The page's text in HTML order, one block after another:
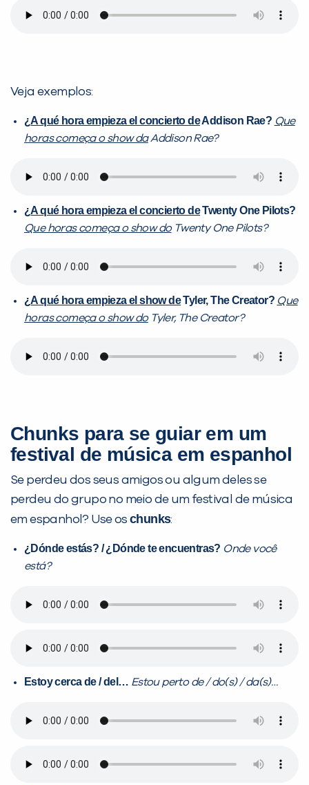
Veja exemplos:
¿A qué hora empieza el concierto deAddison Rae? Que
horas começa o show daAddison Rae?
¿A qué hora empieza el concierto deTwenty One Pilots?
Que horas começa o show doTwenty One Pilots?
¿A qué hora empieza el show deTyler, The Creator? Que
horas começa o show doTyler, The Creator?
Chunks para se guiar em um
festival de música em espanhol
Se perdeu dos seus amigos ou algum deles se
perdeu do grupo no meio de um festival de música
em espanhol? Use os chunks:
¿ Dónde estás? /¿ Dónde te encuentras? Onde você
está?
Estoy cerca de / del… Estou perto de / do(s) / da(s)…